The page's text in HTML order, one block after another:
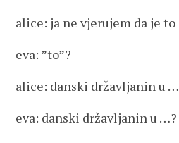
alice: ja ne vjerujem da je to
eva: ”to”?
alice: danski državljanin u …
eva: danski državljanin u …?